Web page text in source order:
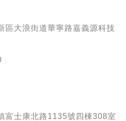
區大浪街道華寧路嘉義源科技
富士康北路1135號四棟308室